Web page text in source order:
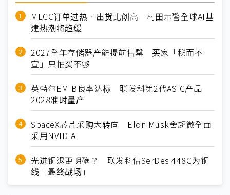
MLCC订单过热、出货比创高 村田示警全球AI基
建热潮将趋缓
2027全年存储器产能提前售罄 买家「秘而不
宣」只怕买不够
英特尔EMIB良率达标 联发科第2代ASIC产品
2028准时量产
SpaceX芯片采购大转向 Elon Musk舍超微全面
采用NVIDIA
光进铜退更明确？ 联发科估SerDes 448G为铜
线「最终战场」